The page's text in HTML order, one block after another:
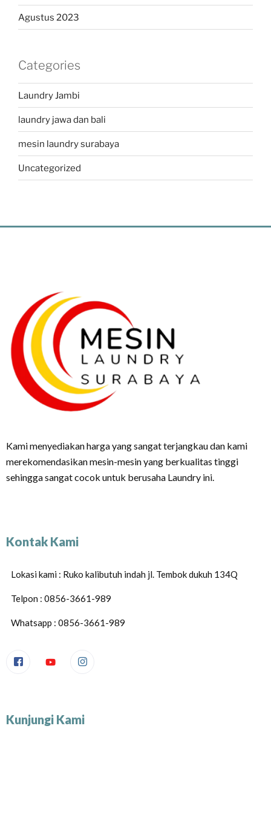
Agustus 2023
Categories
Laundry Jambi
laundry jawa dan bali
mesin laundry surabaya
Uncategorized
Kami menyediakan harga yang sangat terjangkau dan kami
merekomendasikan mesin-mesin yang berkualitas tinggi
sehingga sangat cocok untuk berusaha Laundry ini.
Kontak Kami
Lokasi kami : Ruko kalibutuh indah jl. Tembok dukuh 134Q
Telpon : 0856-3661-989
Whatsapp : 0856-3661-989
Kunjungi Kami